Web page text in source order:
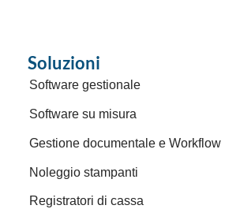
Soluzioni
Software gestionale
Software su misura
Gestione documentale e Workflow
Noleggio stampanti
Registratori di cassa